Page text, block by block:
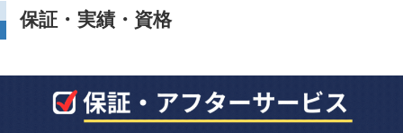
保証・実績・資格